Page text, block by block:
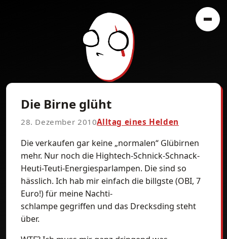
Die Birne glüht
28. Dezember 2010Alltag eines Helden
Die verkaufen gar keine „normalen“ Glübirnen
mehr. Nur noch die Hightech-Schnick-Schnack-
Heuti-Teuti-Energiesparlampen. Die sind so
hässlich. Ich hab mir einfach die billgste (OBI, 7
Euro!) für meine Nachti-
schlampe gegriffen und das Drecksding steht
über.